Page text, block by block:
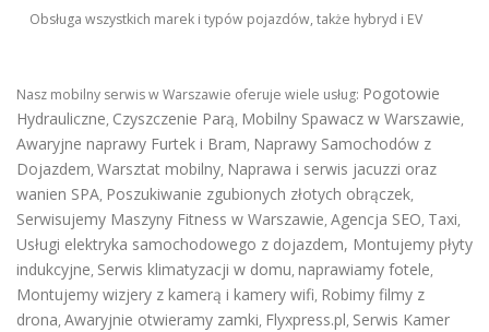
Obsługa wszystkich marek i typów pojazdów, także hybryd i EV
Nasz mobilny serwis w Warszawie oferuje wiele usług: Pogotowie
Hydrauliczne, Czyszczenie Parą, Mobilny Spawacz w Warszawie,
Awaryjne naprawy Furtek i Bram, Naprawy Samochodów z
Dojazdem, Warsztat mobilny, Naprawa i serwis jacuzzi oraz
wanien SPA, Poszukiwanie zgubionych złotych obrączek,
Serwisujemy Maszyny Fitness w Warszawie, Agencja SEO, Taxi,
Usługi elektryka samochodowego z dojazdem, Montujemy płyty
indukcyjne, Serwis klimatyzacji w domu, naprawiamy fotele,
Montujemy wizjery z kamerą i kamery wifi, Robimy filmy z
drona, Awaryjnie otwieramy zamki, Flyxpress.pl, Serwis Kamer